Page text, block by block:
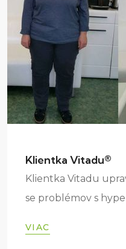
Klientka Vitadu®
Klientka Vitadu
se problémov s
VIAC